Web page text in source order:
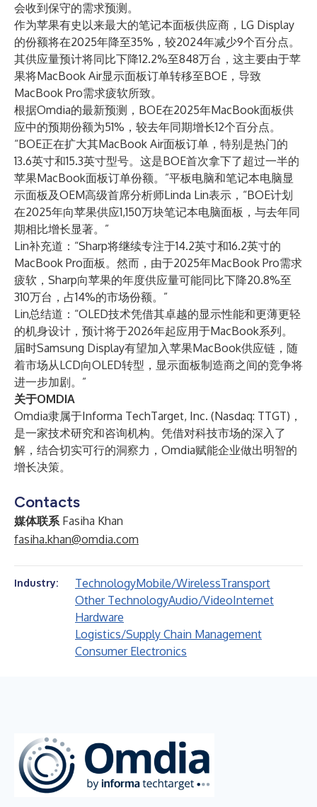
会收到保守的需求预测。
作为苹果有史以来最大的笔记本面板供应商，LG Display
的份额将在2025年降至35%，较2024年减少9个百分点。
其供应量预计将同比下降12.2%至848万台，这主要由于苹
果将MacBook Air显示面板订单转移至BOE，导致
MacBook Pro需求疲软所致。
根据Omdia的最新预测，BOE在2025年MacBook面板供
应中的预期份额为51%，较去年同期增长12个百分点。
“BOE正在扩大其MacBook Air面板订单，特别是热门的
13.6英寸和15.3英寸型号。这是BOE首次拿下了超过一半的
苹果MacBook面板订单份额。”平板电脑和笔记本电脑显
示面板及OEM高级首席分析师Linda Lin表示，“BOE计划
在2025年向苹果供应1,150万块笔记本电脑面板，与去年同
期相比增长显著。”
Lin补充道：“Sharp将继续专注于14.2英寸和16.2英寸的
MacBook Pro面板。然而，由于2025年MacBook Pro需求
疲软，Sharp向苹果的年度供应量可能同比下降20.8%至
310万台，占14%的市场份额。”
Lin总结道：“OLED技术凭借其卓越的显示性能和更薄更轻
的机身设计，预计将于2026年起应用于MacBook系列。
届时Samsung Display有望加入苹果MacBook供应链，随
着市场从LCD向OLED转型，显示面板制造商之间的竞争将
进一步加剧。”
关于OMDIA
Omdia隶属于Informa TechTarget, Inc. (Nasdaq: TTGT)，
是一家技术研究和咨询机构。凭借对科技市场的深入了
解，结合切实可行的洞察力，Omdia赋能企业做出明智的
增长决策。
Contacts
媒体联系Fasiha Khan
fasiha.khan@omdia.com
Industry: TechnologyMobile/WirelessTransport
Other TechnologyAudio/VideoInternet
Hardware
Logistics/Supply Chain Management
Consumer Electronics